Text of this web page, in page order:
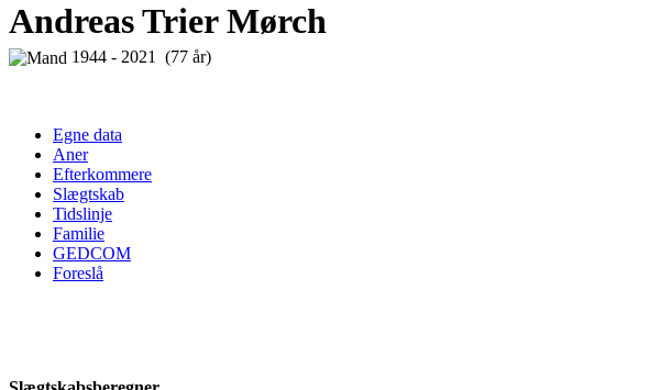
Andreas Trier Mørch
1944 - 2021 (77 år)
Egne data
Aner
Efterkommere
Slægtskab
Tidslinje
Familie
GEDCOM
Foreslå